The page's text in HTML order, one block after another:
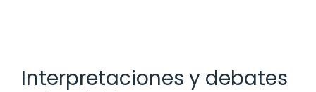
Interpretaciones y debates